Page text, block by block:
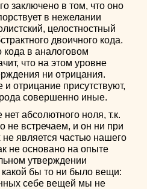
заключено в том, что оно
в нежелании
целостностный
двоичного кода.
кода в аналоговом
что на этом уровне
ни отрицания.
отрицание присутствуют,
совершенно иные.
абсолютного ноля, т.к.
не встречаем, и он ни при
не является частью нашего
не основано на опыте
утверждении
бы то ни было вещи:
себе вещей мы не